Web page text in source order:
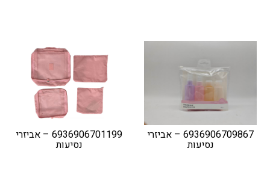
6936906709867 – אביזרי
נסיעות
6936906701199 – אביזרי
נסיעות